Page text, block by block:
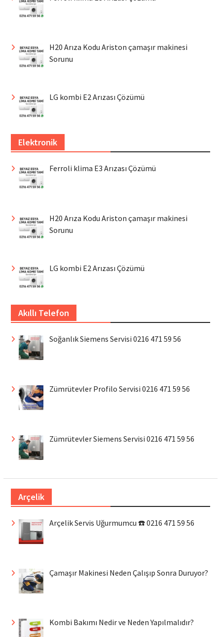
H20 Arıza Kodu Ariston çamaşır makinesi
Sorunu
LG kombi E2 Arızası Çözümü
Elektronik
Ferroli klima E3 Arızası Çözümü
H20 Arıza Kodu Ariston çamaşır makinesi
Sorunu
LG kombi E2 Arızası Çözümü
Akıllı Telefon
Soğanlık Siemens Servisi 0216 471 59 56
Zümrütevler Profilo Servisi 0216 471 59 56
Zümrütevler Siemens Servisi 0216 471 59 56
Arçelik
Arçelik Servis Uğurmumcu ☎️ 0216 471 59 56
Çamaşır Makinesi Neden Çalışıp Sonra Duruyor?
Kombi Bakımı Nedir ve Neden Yapılmalıdır?